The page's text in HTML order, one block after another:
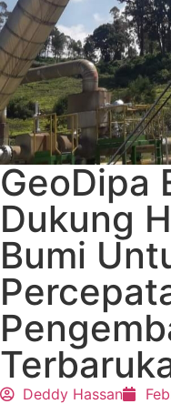
GeoDipa
Dukung
Bumi
Deddy Hassan